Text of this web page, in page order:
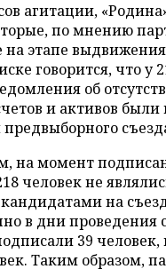
агитации,
по мнению
этапе
говорится, что у
об
и активов
на момент
человек не
на
в дни проведения
39 человек,
Таким образом,